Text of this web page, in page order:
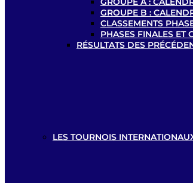
GROUPE B :
CLASSEMENTS
PHASES FINALES ET
RÉSULTATS DES
LES TOURNOIS